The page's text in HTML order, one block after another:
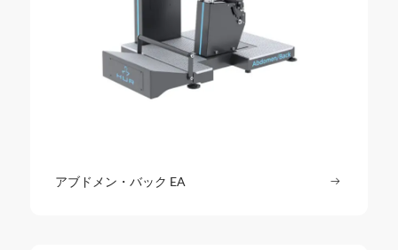
アブドメン・バック EA